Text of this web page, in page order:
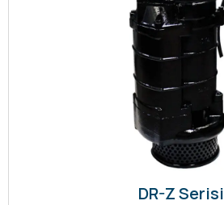
DR-Z Serisi